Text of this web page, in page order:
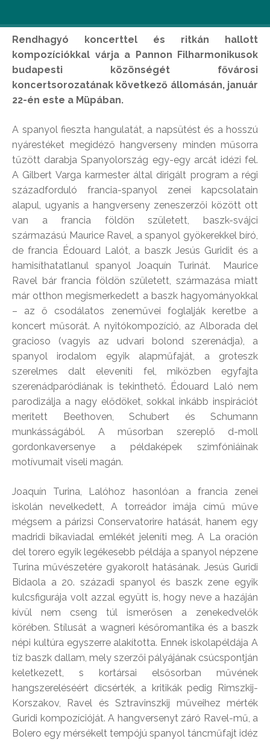
Rendhagyó koncerttel és ritkán hallott
kompozíciókkal várja a Pannon Filharmonikusok
budapesti közönségét fővárosi
koncertsorozatának következő állomásán, január
22-én este a Müpában.
A spanyol fieszta hangulatát, a napsütést és a hosszú
nyárestéket megidéző hangverseny minden műsorra
tűzött darabja Spanyolország egy-egy arcát idézi fel.
A Gilbert Varga karmester által dirigált program a régi
századforduló francia-spanyol zenei kapcsolatain
alapul, ugyanis a hangverseny zeneszerzői között ott
van a francia földön született, baszk-svájci
származású Maurice Ravel, a spanyol gyökerekkel bíró,
de francia Édouard Lalót, a baszk Jesús Guridit és a
hamisíthatatlanul spanyol Joaquín Turinát. Maurice
Ravel bár francia földön született, származása miatt
már otthon megismerkedett a baszk hagyományokkal
– az ő csodálatos zeneművei foglalják keretbe a
koncert műsorát. A nyitókompozíció, az Alborada del
gracioso (vagyis az udvari bolond szerenádja), a
spanyol irodalom egyik alapműfaját, a groteszk
szerelmes dalt eleveníti fel, miközben egyfajta
szerenádparódiának is tekinthető. Édouard Laló nem
parodizálja a nagy elődöket, sokkal inkább inspirációt
merített Beethoven, Schubert és Schumann
munkásságából. A műsorban szereplő d-moll
gordonkaversenye a példaképek szimfóniáinak
motívumait viseli magán.
Joaquín Turina, Lalóhoz hasonlóan a francia zenei
iskolán nevelkedett, A torreádor imája című műve
mégsem a párizsi Conservatorire hatását, hanem egy
madridi bikaviadal emlékét jeleníti meg. A La oración
del torero egyik legékesebb példája a spanyol népzene
Turina művészetére gyakorolt hatásának. Jesús Guridi
Bidaola a 20. századi spanyol és baszk zene egyik
kulcsfigurája volt azzal együtt is, hogy neve a hazáján
kívül nem cseng túl ismerősen a zenekedvelők
körében. Stílusát a wagneri későromantika és a baszk
népi kultúra egyszerre alakította. Ennek iskolapéldája A
tíz baszk dallam, mely szerzői pályájának csúcspontján
keletkezett, s kortársai elsősorban művének
hangszereléséért dicsérték, a kritikák pedig Rimszkij-
Korszakov, Ravel és Sztravinszkij műveihez mérték
Guridi kompozícióját. A hangversenyt záró Ravel-mű, a
Bolero egy mérsékelt tempójú spanyol táncműfajt idéz